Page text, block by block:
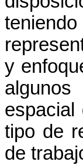
y
espacial
tipo de
de